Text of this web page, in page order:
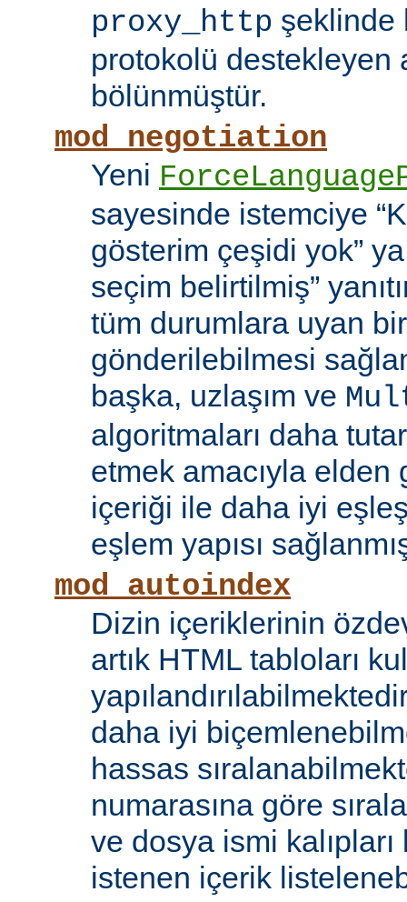
proxy_http şeklinde
protokolü destekleyen
bölünmüştür.
mod_negotiation
Yeni
sayesinde istemciye
gösterim çeşidi yok”
seçim belirtilmiş”
tüm durumlara uyan
gönderilebilmesi
başka, uzlaşım ve
algoritmaları daha
etmek amacıyla
içeriği ile daha iyi
eşlem yapısı
mod_autoindex
Dizin içeriklerinin
artık HTML tabloları
daha iyi
hassas
numarasına göre
ve dosya ismi
istenen içerik